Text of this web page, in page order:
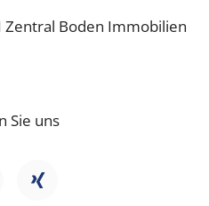
Zentral Boden Immobilien
Sie uns